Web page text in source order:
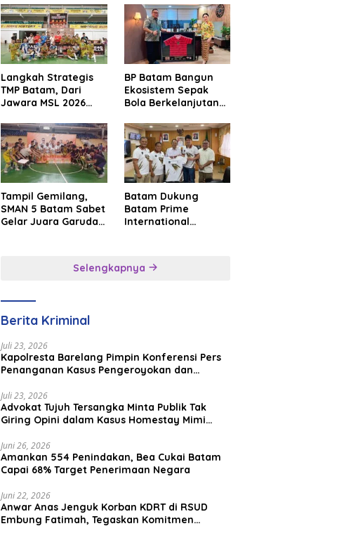
Langkah Strategis
TMP Batam, Dari
Jawara MSL 2026
Internasional
BP Batam Bangun
Ekosistem Sepak
Bola Berkelanjutan
Premier FC
Tampil Gemilang,
SMAN 5 Batam Sabet
Gelar Juara Garuda
Batam Dukung
Batam Prime
International
Tourism dan
Selengkapnya
Berita Kriminal
Juli 23, 2026
Kapolresta Barelang Pimpin Konferensi Pers
Penanganan Kasus Pengeroyokan dan
Juli 23, 2026
Advokat Tujuh Tersangka Minta Publik Tak
Giring Opini dalam Kasus Homestay Mimi
Juni 26, 2026
Amankan 554 Penindakan, Bea Cukai Batam
Capai 68% Target Penerimaan Negara
Juni 22, 2026
Anwar Anas Jenguk Korban KDRT di RSUD
Embung Fatimah, Tegaskan Komitmen